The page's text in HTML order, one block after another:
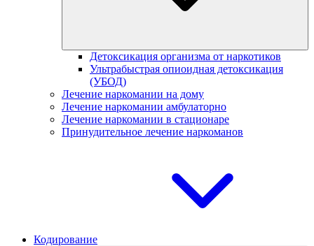
Детоксикация организма от наркотиков
Ультрабыстрая опиоидная детоксикация
(УБОД)
Лечение наркомании на дому
Лечение наркомании амбулаторно
Лечение наркомании в стационаре
Принудительное лечение наркоманов
Кодирование